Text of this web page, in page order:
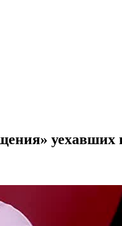
уехавших